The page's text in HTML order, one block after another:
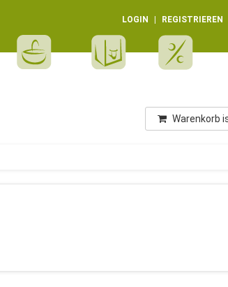
LOGIN REGISTRIEREN
Warenkorb